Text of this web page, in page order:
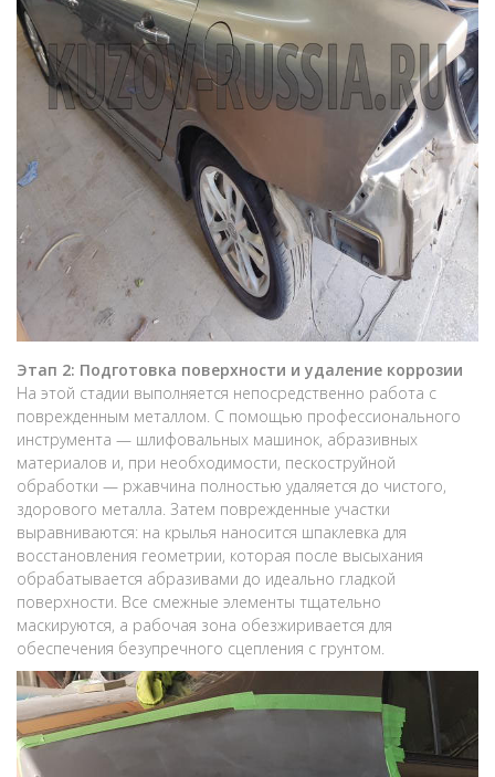
Этап 2: Подготовка поверхности и удаление коррозии
На этой стадии выполняется непосредственно работа с
поврежденным металлом. С помощью профессионального
инструмента — шлифовальных машинок, абразивных
материалов и, при необходимости, пескоструйной
обработки — ржавчина полностью удаляется до чистого,
здорового металла. Затем поврежденные участки
выравниваются: на крылья наносится шпаклевка для
восстановления геометрии, которая после высыхания
обрабатывается абразивами до идеально гладкой
поверхности. Все смежные элементы тщательно
маскируются, а рабочая зона обезжиривается для
обеспечения безупречного сцепления с грунтом.